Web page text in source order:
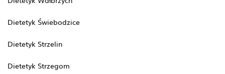
Dietetyk Świebodzice
Dietetyk Strzelin
Dietetyk Strzegom